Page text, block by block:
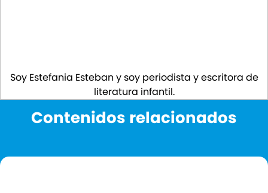
Soy Estefania Esteban y soy periodista y escritora de
literatura infantil.
Contenidos relacionados